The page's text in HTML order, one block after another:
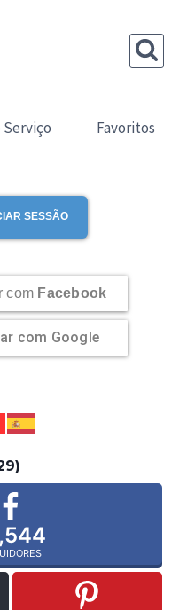
Serviço Favoritos
SESSÃO
com Facebook
com Google